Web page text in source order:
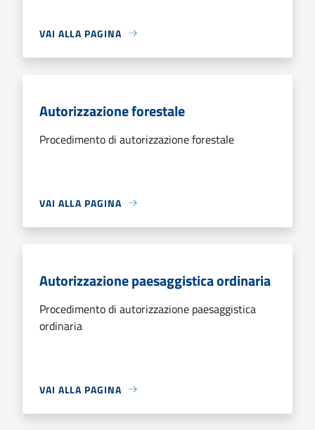
VAI ALLA PAGINA
Autorizzazione forestale
Procedimento di autorizzazione forestale
VAI ALLA PAGINA
Autorizzazione paesaggistica ordinaria
Procedimento di autorizzazione paesaggistica
ordinaria
VAI ALLA PAGINA